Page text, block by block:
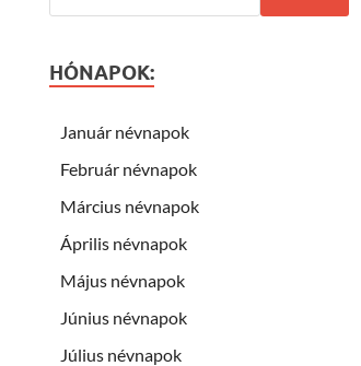
HÓNAPOK:
Január névnapok
Február névnapok
Március névnapok
Április névnapok
Május névnapok
Június névnapok
Július névnapok